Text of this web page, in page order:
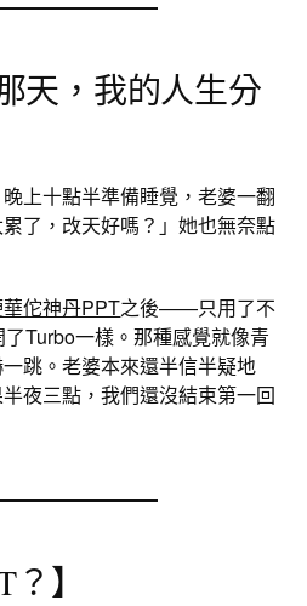
天，我的人生分
上十點半準備睡覺，老婆一翻
了，改天好嗎？」她也無奈點
佗神丹PPT之後——只用了不
Turbo一樣。那種感覺就像青
跳。老婆本來還半信半疑地
夜三點，我們還沒結束第一回
】